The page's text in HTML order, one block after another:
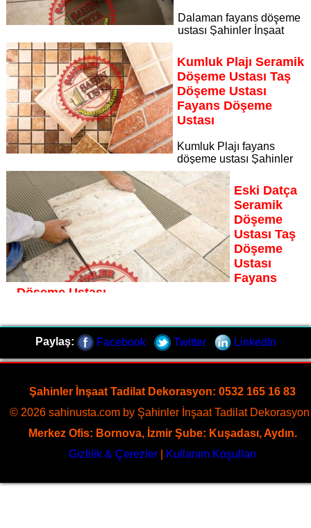
Dalaman fayans döşeme
ustası Şahinler İnşaat
Dekorasyon, zeminlerinizi sanat eseri gibi işleyen uzman
kadrosuyla Dalaman bölgesine özel hizmet sunuyor
Sayfaya Git
Kumluk Plajı Seramik
Döşeme Ustası Taş
Döşeme Ustası
Fayans Döşeme
Ustası
Kumluk Plajı fayans
döşeme ustası Şahinler
İnşaat Dekorasyon, zeminlerinizi sanat eseri gibi işleyen
uzman kadrosuyla Kumluk Plajı bölgesine özel hizmet
sunuyor
Sayfaya Git
Eski Datça
Seramik
Döşeme
Ustası Taş
Döşeme
Ustası
Fayans
Döşeme Ustası
Dekorasyon, zeminlerinizi sanat eseri gibi işleyen uzman
kadrosuyla Eski Datça bölgesine özel hizmet sunuyor
Sayfaya Git
Paylaş: Facebook Twitter LinkedIn
Şahinler İnşaat Tadilat Dekorasyon: 0532 165 16 83
© 2026 sahinusta.com by Şahinler İnşaat Tadilat
Merkez Ofis: Bornova, İzmir Şube: Kuşadası, Aydın.
Gizlilik & Çerezler
Kullanım Koşulları